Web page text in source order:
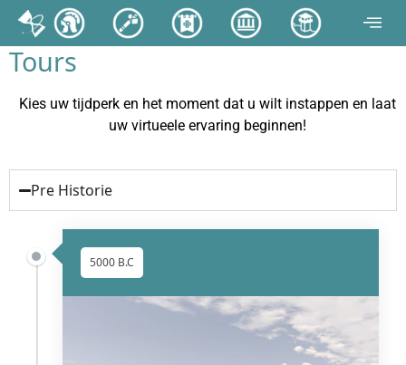
Tours
Kies uw tijdperk en het moment dat u wilt instappen en laat
uw virtueele ervaring beginnen!
Pre Historie
5000 B.C